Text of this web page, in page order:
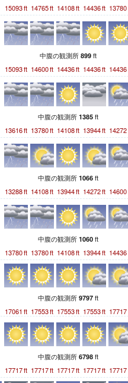
15093ft 14765ft 14108ft 14436ft 13780
中腹の観測所 899 ft
15093ft 14600ft 14436ft 14436ft 14436
中腹の観測所 1385 ft
13616ft 13780ft 14108ft 13944ft 14272
中腹の観測所 1066 ft
13288ft 14108ft 13944ft 14272ft 14600
中腹の観測所 1060 ft
13780ft 13780ft 14108ft 13944ft 14436
中腹の観測所 9797 ft
17061 ft 17553ft 17553ft 17553ft 17717
中腹の観測所 6798 ft
17717ft 17717ft 17717ft 17717ft 17717